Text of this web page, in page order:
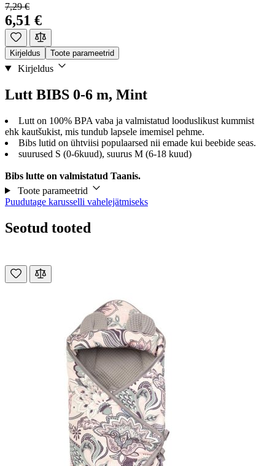
7,29 €
6,51 €
Kirjeldus Toote parameetrid
Kirjeldus
Lutt BIBS 0-6 m, Mint
Lutt on 100% BPA vaba ja valmistatud looduslikust kummist
ehk kautšukist, mis tundub lapsele imemisel pehme.
Bibs lutid on ühtviisi populaarsed nii emade kui beebide seas.
suurused S (0-6kuud), suurus M (6-18 kuud)
Bibs lutte on valmistatud Taanis.
Toote parameetrid
Puudutage karusselli vahelejätmiseks
Seotud tooted